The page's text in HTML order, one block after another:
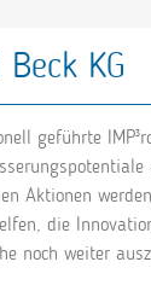
KG
geführte
Aktionen
die
noch weiter